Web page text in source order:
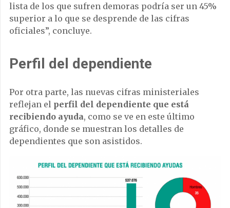
lista de los que sufren demoras podría ser un 45%
superior a lo que se desprende de las cifras
oficiales”, concluye.
Perfil del dependiente
Por otra parte, las nuevas cifras ministeriales
reflejan el perfil del dependiente que está
recibiendo ayuda, como se ve en este último
gráfico, donde se muestran los detalles de
dependientes que son asistidos.